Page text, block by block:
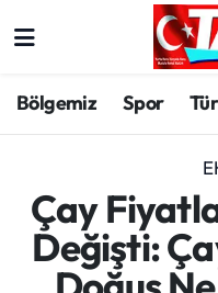
Bölgemiz Spor
Çay
Değişti:
Spor
Türkiye
Kültür/Sanat
Trabzon Hava
Trabzon Trafik
Süper Lig Puan